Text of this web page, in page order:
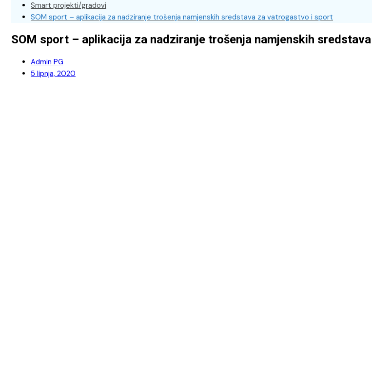
Smart projekti/gradovi
SOM sport – aplikacija za nadziranje trošenja namjenskih sredstava za vatrogastvo i sport
SOM sport – aplikacija za nadziranje trošenja namjenskih
Admin PG
5 lipnja, 2020